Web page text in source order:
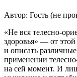
Автор: Гость (не
«Не вся телесно-
здоровья» — от этой
и описать
применении
на сей момент. И